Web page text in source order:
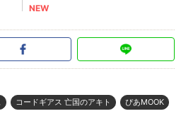
コードギアス 亡国のアキト ぴあMOOK